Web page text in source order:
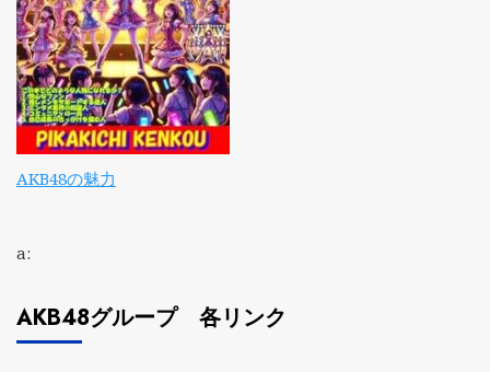
AKB48の魅力
a:
AKB48グループ 各リンク